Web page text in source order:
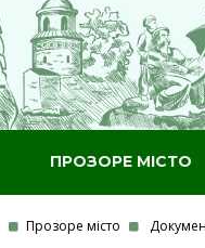
ПРОЗОРЕ МІСТО
Прозоре місто